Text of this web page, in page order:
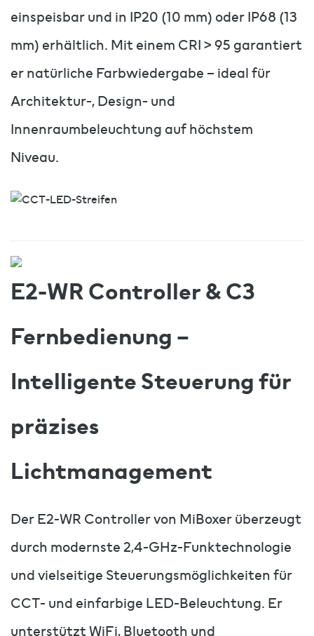
einspeisbar und in IP20 (10 mm) oder IP68 (13
mm) erhältlich. Mit einem CRI > 95 garantiert
er natürliche Farbwiedergabe – ideal für
Architektur-, Design- und
Innenraumbeleuchtung auf höchstem
Niveau.
E2-WR Controller & C3
Fernbedienung –
Intelligente Steuerung für
präzises
Lichtmanagement
Der E2-WR Controller von MiBoxer überzeugt
durch modernste 2,4-GHz-Funktechnologie
und vielseitige Steuerungsmöglichkeiten für
CCT- und einfarbige LED-Beleuchtung. Er
unterstützt WiFi, Bluetooth und